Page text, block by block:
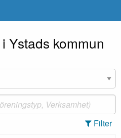
Ystads kommun
Filter